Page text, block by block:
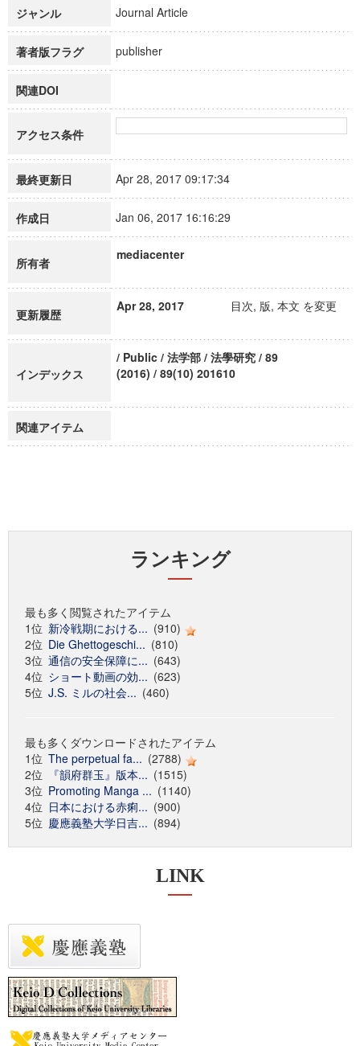
ジャンル Journal Article
著者版フラグ publisher
関連DOI
アクセス条件
最終更新日 Apr 28, 2017 09:17:34
作成日 Jan 06, 2017 16:16:29
所有者
mediacenter
更新履歴
Apr 28, 2017 目次, 版, 本文 を変更
インデックス
/ Public / 法学部 / 法學研究 / 89
(2016) / 89(10) 201610
関連アイテム
ランキング
最も多く閲覧されたアイテム
1位 新冷戦期における... (910)
2位 Die Ghettogeschi... (810)
3位 通信の安全保障に... (643)
4位 ショート動画の効... (623)
5位 J.S. ミルの社会... (460)
最も多くダウンロードされたアイテム
1位 The perpetual fa... (2788)
2位
『韻府群玉』版本... (1515)
3位 Promoting Manga ... (1140)
4位 日本における赤痢... (900)
5位 慶應義塾大学日吉... (894)
LINK